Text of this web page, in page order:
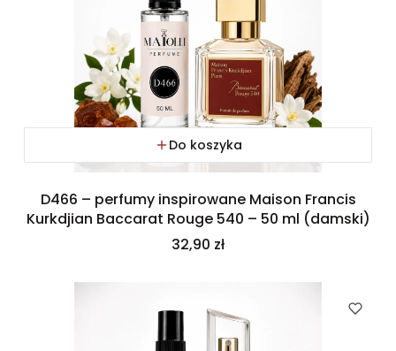
Do koszyka
D466 – perfumy inspirowane Maison Francis
Kurkdjian Baccarat Rouge 540 – 50 ml (damski)
Cena
32,90 zł